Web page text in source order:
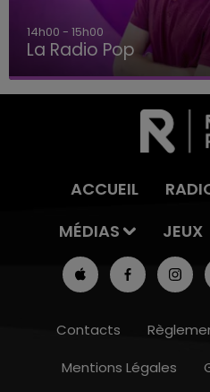
15h00 - 19h00
Le Club
ACCUEIL
MÉDIAS
JEUX
Contacts
Mentions Légales